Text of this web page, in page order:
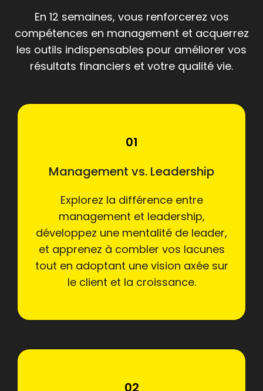
En 12 semaines, vous renforcerez vos
compétences en management et acquerrez
les outils indispensables pour améliorer vos
résultats financiers et votre qualité vie.
01
Management vs. Leadership
Explorez la différence entre
management et leadership,
développez une mentalité de leader,
et apprenez à combler vos lacunes
tout en adoptant une vision axée sur
le client et la croissance.
02